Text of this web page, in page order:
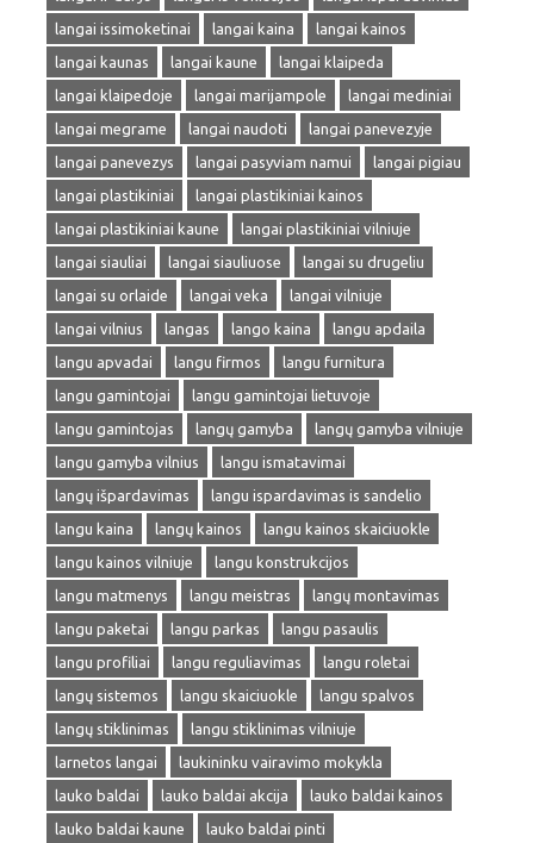
langai issimoketinai
langai kaina
langai kainos
langai kaunas
langai kaune
langai klaipeda
langai klaipedoje
langai marijampole
langai mediniai
langai megrame
langai naudoti
langai panevezyje
langai panevezys
langai pasyviam namui
langai pigiau
langai plastikiniai
langai plastikiniai kainos
langai plastikiniai kaune
langai plastikiniai vilniuje
langai siauliai
langai siauliuose
langai su drugeliu
langai su orlaide
langai veka
langai vilniuje
langai vilnius
langas lango kaina
langu apdaila
langu apvadai
langu firmos
langu furnitura
langu gamintojai
langu gamintojai lietuvoje
langu gamintojas
langų gamyba
langų gamyba vilniuje
langu gamyba vilnius
langu ismatavimai
langų išpardavimas
langu ispardavimas is sandelio
langu kaina
langų kainos
langu kainos skaiciuokle
langu kainos vilniuje
langu konstrukcijos
langu matmenys
langu meistras
langų montavimas
langu paketai
langu parkas
langu pasaulis
langu profiliai
langu reguliavimas
langu roletai
langų sistemos
langu skaiciuokle
langu spalvos
langų stiklinimas
langu stiklinimas vilniuje
larnetos langai
laukininku vairavimo mokykla
lauko baldai
lauko baldai akcija
lauko baldai kainos
lauko baldai kaune
lauko baldai pinti